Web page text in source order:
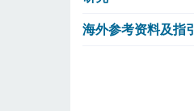
海外参考资料及指引